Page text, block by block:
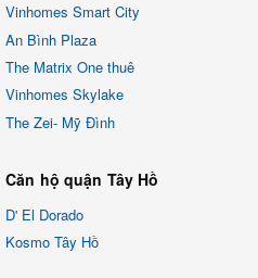
Vinhomes Smart City
An Bình Plaza
The Matrix One thuê
Vinhomes Skylake
The Zei- Mỹ Đình
Căn hộ quận Tây Hồ
D' El Dorado
Kosmo Tây Hồ